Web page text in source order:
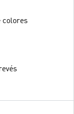
colores